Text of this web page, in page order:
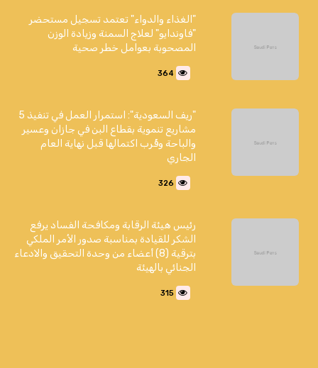
"الغذاء والدواء" تعتمد تسجيل مستحضر
"فاوندايو" لعلاج السمنة وزيادة الوزن
المصحوبة بعوامل خطر صحية
364
"ريف السعودية": استمرار العمل في تنفيذ 5
مشاريع تنموية بقطاع البن في جازان وعسير
والباحة وقُرب اكتمالها قبل نهاية العام
الجاري
326
رئيس هيئة الرقابة ومكافحة الفساد يرفع
الشكر للقيادة بمناسبة صدور الأمر الملكي
بترقية (8) أعضاء من وحدة التحقيق والادعاء
الجنائي بالهيئة
315